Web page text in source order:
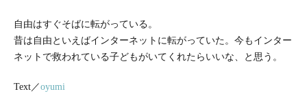
自由はすぐそばに転がっている。
昔は自由といえばインターネットに転がっていた。今もインター
ネットで救われている子どもがいてくれたらいいな、と思う。
Text／oyumi